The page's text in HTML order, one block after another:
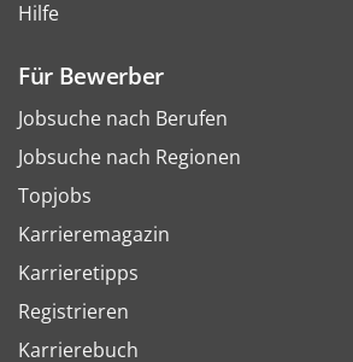
Hilfe
Für Bewerber
Jobsuche nach Berufen
Jobsuche nach Regionen
Topjobs
Karrieremagazin
Karrieretipps
Registrieren
Karrierebuch